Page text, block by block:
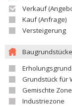
Verkauf
Kauf (Anfrage)
Versteigerung
Baugrundstücke
Grundstück für
Gemischte Zone
Industriezone